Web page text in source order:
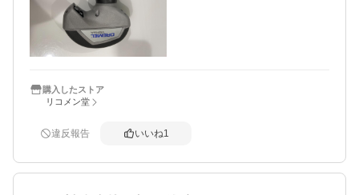
購入したストア
リコメン堂
違反報告 いいね1